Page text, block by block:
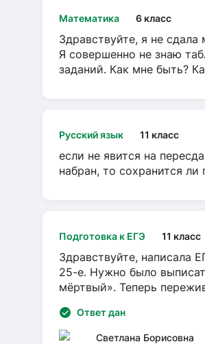
Математика 6 класс
Здравствуйте, я не
Я совершенно не знаю
заданий. Как мне быть?
Русский язык 11 класс
если не явится на
набран, то сохранится ли
Подготовка к ЕГЭ 11 класс
Здравствуйте, написала
25-е. Нужно было
мёртвый». Теперь
Ответ дан
Светлана Борисовна